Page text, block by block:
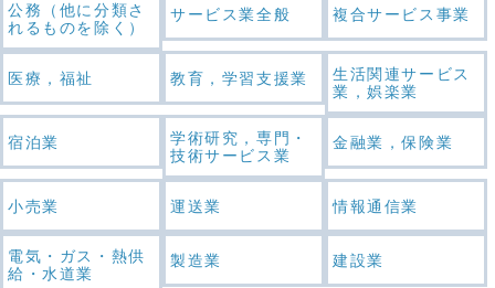
公務（他に分類さ
れるものを除く）
サービス業全般 複合サービス事業
医療，福祉 教育，学習支援業
生活関連サービス
業，娯楽業
宿泊業
学術研究，専門・
技術サービス業
金融業，保険業
小売業 運送業 情報通信業
電気・ガス・熱供
給・水道業
製造業 建設業